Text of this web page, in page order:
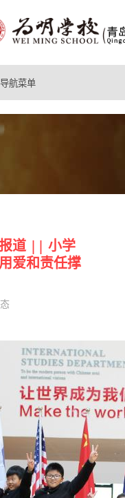
导航菜单
道 || 小学
爱和责任撑